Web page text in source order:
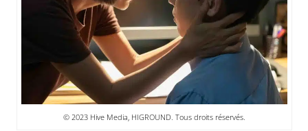
© 2023 Hive Media, HIGROUND. Tous droits réservés.